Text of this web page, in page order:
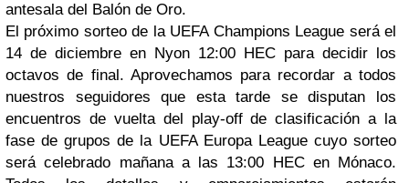
antesala del Balón de Oro.
El próximo sorteo de la UEFA Champions League será el
14 de diciembre en Nyon 12:00 HEC para decidir los
octavos de final. Aprovechamos para recordar a todos
nuestros seguidores que esta tarde se disputan los
encuentros de vuelta del play-off de clasificación a la
fase de grupos de la UEFA Europa League cuyo sorteo
será celebrado mañana a las 13:00 HEC en Mónaco.